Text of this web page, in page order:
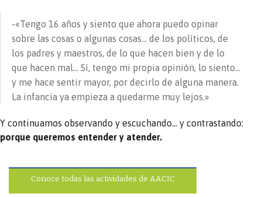
-«Tengo 16 años y siento que ahora puedo opinar
sobre las cosas o algunas cosas… de los políticos, de
los padres y maestros, de lo que hacen bien y de lo
que hacen mal… Sí, tengo mi propia opinión, lo siento…
y me hace sentir mayor, por decirlo de alguna manera.
La infancia ya empieza a quedarme muy lejos.»
Y continuamos observando y escuchando… y contrastando:
porque queremos entender y atender.
Conoce todas las actividades de AACIC